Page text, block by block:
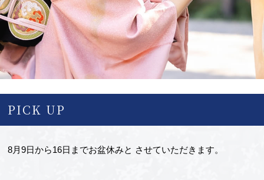
PICK UP
8月9日から16日までお盆休みと させていただきます。